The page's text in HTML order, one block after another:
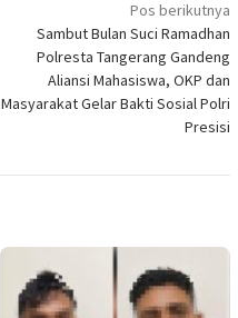
Pos berikutnya
Sambut Bulan Suci Ramadhan
Polresta Tangerang Gandeng
Aliansi Mahasiswa, OKP dan
Masyarakat Gelar Bakti Sosial Polri
Presisi